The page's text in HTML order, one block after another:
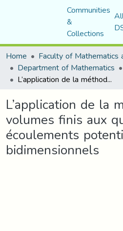
Communities
&
Collections
Home
Department of Mathematics
L’application de la méthode des volumes finis aux quelques écoulements potentiels bidimensionnels
L’application de la
volumes finis aux
écoulements
bidimensionnels